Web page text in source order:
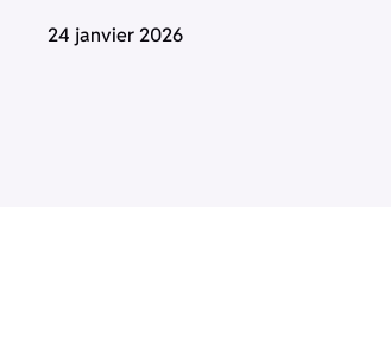
24 janvier 2026